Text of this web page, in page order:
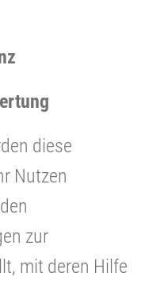
diese
Nutzen
zur
mit deren Hilfe